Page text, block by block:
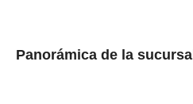
Panorámica de la sucursal